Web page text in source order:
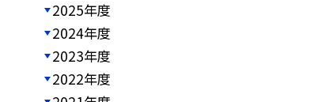
2025年度
2024年度
2023年度
2022年度